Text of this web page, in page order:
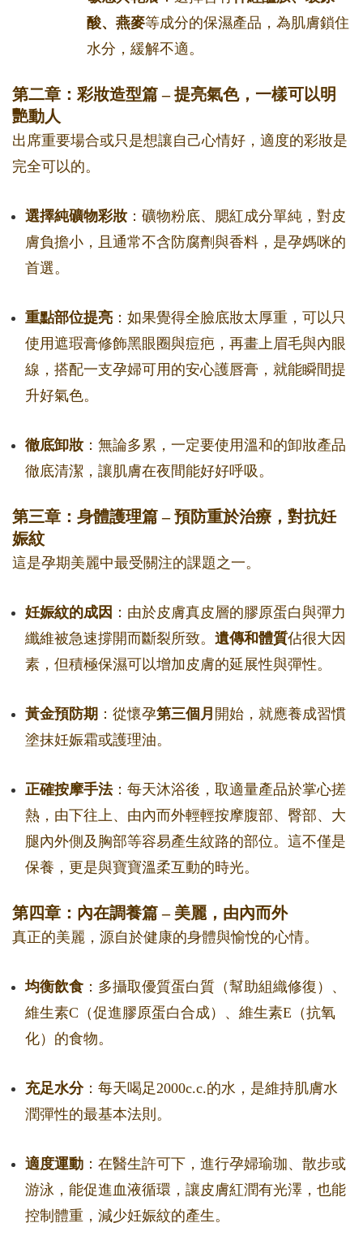
酸、燕麥等成分的保濕產品，為肌膚鎖住
水分，緩解不適。
第二章：彩妝造型篇 – 提亮氣色，一樣可以明
艷動人
出席重要場合或只是想讓自己心情好，適度的彩妝是
完全可以的。
選擇純礦物彩妝 ：礦物粉底、腮紅成分單純，對皮
膚負擔小，且通常不含防腐劑與香料，是孕媽咪的
首選。
重點部位提亮 ：如果覺得全臉底妝太厚重，可以只
使用遮瑕膏修飾黑眼圈與痘疤，再畫上眉毛與內眼
線，搭配一支孕婦可用的安心護唇膏，就能瞬間提
升好氣色。
徹底卸妝 ：無論多累，一定要使用溫和的卸妝產品
徹底清潔，讓肌膚在夜間能好好呼吸。
第三章：身體護理篇 – 預防重於治療，對抗妊
娠紋
這是孕期美麗中最受關注的課題之一。
妊娠紋的成因 ：由於皮膚真皮層的膠原蛋白與彈力
纖維被急速撐開而斷裂所致。 遺傳和體質佔很大因
素，但積極保濕可以增加皮膚的延展性與彈性。
黃金預防期 ：從懷孕第三個月 開始，就應養成習慣
塗抹妊娠霜或護理油。
正確按摩手法：每天沐浴後，取適量產品於掌心搓
熱，由下往上、由內而外輕輕按摩腹部、臀部、大
腿內外側及胸部等容易產生紋路的部位。這不僅是
保養，更是與寶寶溫柔互動的時光。
第四章：內在調養篇 – 美麗，由內而外
真正的美麗，源自於健康的身體與愉悅的心情。
均衡飲食 ：多攝取優質蛋白質（幫助組織修復）、
維生素C（促進膠原蛋白合成）、維生素E（抗氧
化）的食物。
充足水分：每天喝足2000c.c.的水，是維持肌膚水
潤彈性的最基本法則。
適度運動 ：在醫生許可下，進行孕婦瑜珈、散步或
游泳，能促進血液循環，讓皮膚紅潤有光澤，也能
控制體重，減少妊娠紋的產生。